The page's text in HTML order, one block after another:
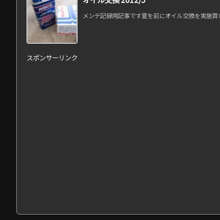
メンテ記録用記事です夏を前にオイル交換を実施
スポンサーリンク